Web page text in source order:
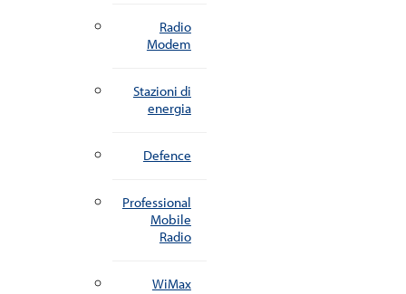
Radio
Modem
Stazioni di
energia
Defence
Professional
Mobile
Radio
WiMax